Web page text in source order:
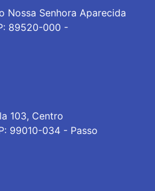
Nossa Senhora Aparecida
89520-000 -
103, Centro
99010-034 - Passo